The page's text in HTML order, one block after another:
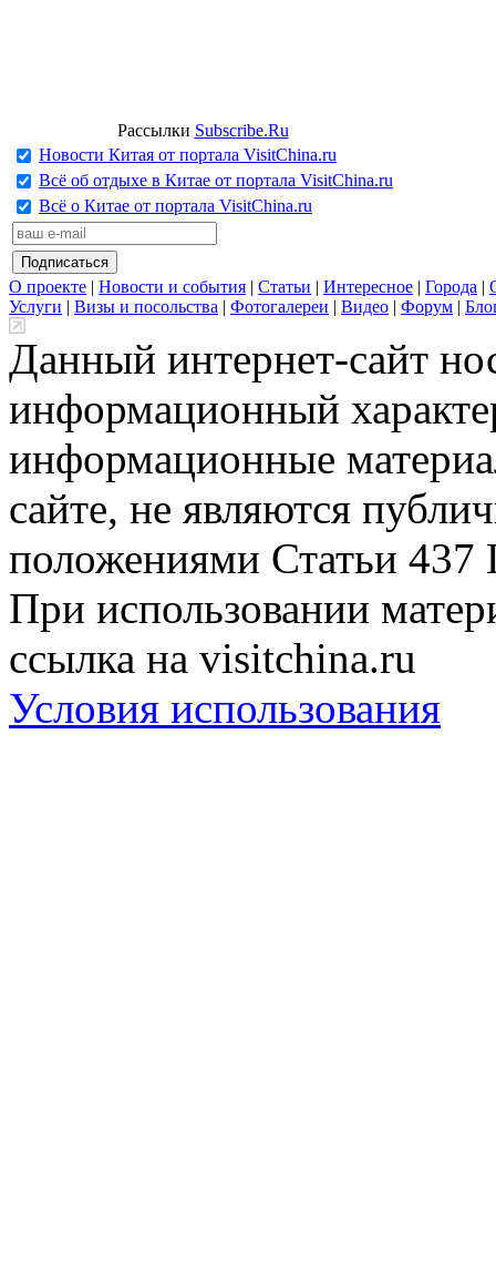
Рассылки Subscribe.Ru
Новости Китая от портала VisitChina.ru
Всё об отдыхе в Китае от портала VisitChina.ru
Всё о Китае от портала VisitChina.ru
О проекте | Новости и события | Статьи | Интересное | Города |
Услуги | Визы и посольства | Фотогалереи | Видео | Форум |
Данный интернет-сайт
информационный
информационные
сайте, не являются
положениями Статьи 437
При использовании
ссылка на visitchina.ru
Условия использования